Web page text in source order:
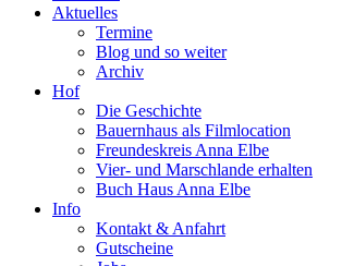
Aktuelles
Termine
Blog und so weiter
Archiv
Hof
Die Geschichte
Bauernhaus als Filmlocation
Freundeskreis Anna Elbe
Vier- und Marschlande erhalten
Buch Haus Anna Elbe
Info
Kontakt & Anfahrt
Gutscheine